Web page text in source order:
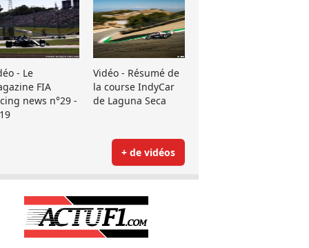
- Le
FIA
news n°29 -
Vidéo - Résumé de
la course IndyCar
de Laguna Seca
+ de vidéos